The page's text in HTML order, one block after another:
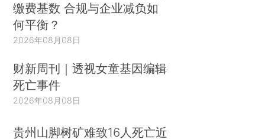
缴费基数 合规与企业减负如
何平衡？
2026年08月08日
财新周刊｜透视女童基因编辑
死亡事件
2026年08月08日
贵州山脚树矿难致16人死亡近